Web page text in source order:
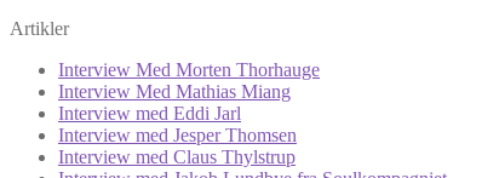
Artikler
Interview Med Morten Thorhauge
Interview Med Mathias Miang
Interview med Eddi Jarl
Interview med Jesper Thomsen
Interview med Claus Thylstrup